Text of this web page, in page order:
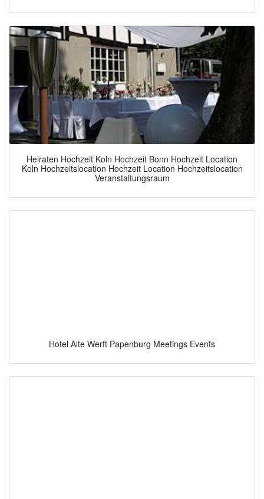
Heiraten Hochzeit Koln Hochzeit Bonn Hochzeit Location
Koln Hochzeitslocation Hochzeit Location Hochzeitslocation
Veranstaltungsraum
Hotel Alte Werft Papenburg Meetings Events